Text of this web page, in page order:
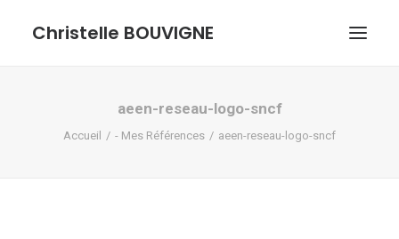
Christelle BOUVIGNE
GRAPHISME ET ILLUSTRATIONS
DESSINS ET PASTELS
aeen-reseau-logo-sncf
Accueil - Mes Références aeen-reseau-logo-sncf